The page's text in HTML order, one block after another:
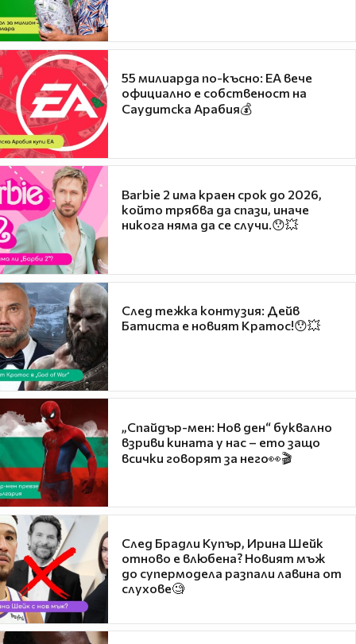
55 милиарда по-късно: EA вече
официално е собственост на
Саудитска Арабия💰
Barbie 2 има краен срок до 2026,
който трябва да спази, иначе
никога няма да се случи.😯💥
След тежка контузия: Дейв
Батиста е новият Кратос!😯💥
„Спайдър-мен: Нов ден“ буквално
взриви кината у нас – ето защо
всички говорят за него👀🎬
След Брадли Купър, Ирина Шейк
отново е влюбена? Новият мъж
до супермодела разпали лавина от
слухове🧐